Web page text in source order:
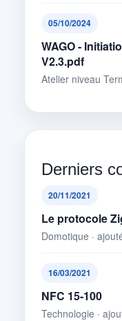
05/10/2024
WAGO -
V2.3.pdf
Atelier niveau
Derniers
20/11/2021
Le protocole
Domotique ·
16/03/2021
NFC 15-100
Technologie ·